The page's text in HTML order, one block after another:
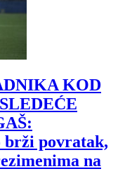
KOD
brži povratak,
na